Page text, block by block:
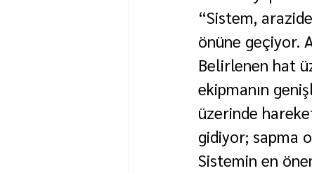
“Sistem,
önüne geçiyor.
Belirlenen hat
ekipmanın
üzerinde
gidiyor; sapma
Sistemin en